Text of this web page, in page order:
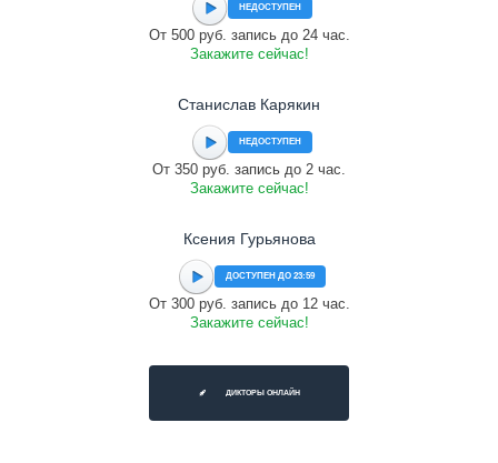
НЕДОСТУПЕН
От 500 руб. запись до 24 час.
Закажите сейчас!
Станислав Карякин
НЕДОСТУПЕН
От 350 руб. запись до 2 час.
Закажите сейчас!
Ксения Гурьянова
ДОСТУПЕН ДО 23:59
От 300 руб. запись до 12 час.
Закажите сейчас!
ДИКТОРЫ ОНЛАЙН